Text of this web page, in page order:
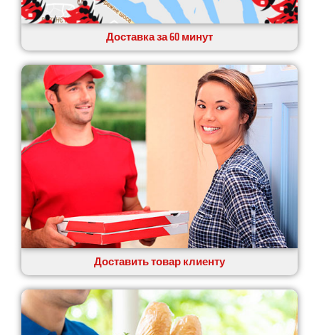
Доставка за 60 минут
Доставить товар клиенту